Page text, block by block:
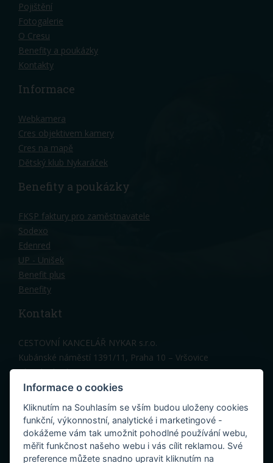
Pojištění
Fotogalerie
O Cresu
Benefity a poukázky
Kontakty
Informace
Webkamera
Cres objektivem kamery
Cres na mapě
Dětský klub Nykaráček
Benefity a poukázky
FKSP faktury pro zaměstnavatele
Sodexo
Edenred
UP - Unišek
Benefit plus
Benefity
Kontakt
CESTOVNÍ KANCELÁŘ NYKAR s.r.o.
Kubánské náměstí 1391/11, Praha 10 – Vršovice
Hlavní vchod, 3 patro
Telefon: 603 150 317
Kancelář Praha:
nykar@nykar.cz
Penzion Cres (Melinka): cres@nykar.cz
Informace o cookies
Kliknutím na Souhlasím se vším budou uloženy cookies
funkční, výkonnostní, analytické i marketingové -
dokážeme vám tak umožnit pohodlné používání webu,
měřit funkčnost našeho webu i vás cílit reklamou. Své
preference můžete snadno upravit kliknutím na